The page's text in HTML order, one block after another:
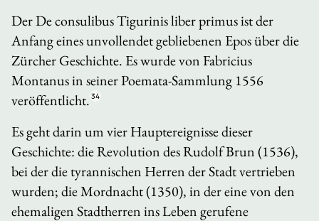
DerDe consulibus Tigurinis liber primusist der
Anfang eines unvollendet gebliebenen Epos über die
Zürcher Geschichte. Es wurde von Fabricius
Montanus in seinerPoemata-Sammlung 1556
veröffentlicht. 34
Es geht darin um vier Hauptereignisse dieser
Geschichte: die Revolution des Rudolf Brun (1536),
bei der die tyrannischen Herren der Stadt vertrieben
wurden; die Mordnacht (1350), in der eine von den
ehemaligen Stadtherren ins Leben gerufene